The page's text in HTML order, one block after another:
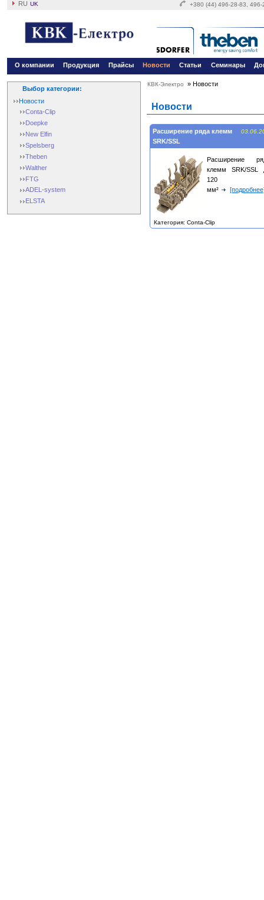
RU UK +380 (44) 496-28-83,
О компании Продукция Прайсы Новости Статьи Семинары
Выбор категории:
Новости
Conta-Clip
Doepke
New Elfin
Spelsberg
Theben
Walther
FTG
ADEL-system
ELSTA
КВК-Электро » Новости
Новости
Расширение ряда клемм
SRK/SSL
Расширение
клемм SRK/SSL
120
мм²
Категория: Conta-Clip